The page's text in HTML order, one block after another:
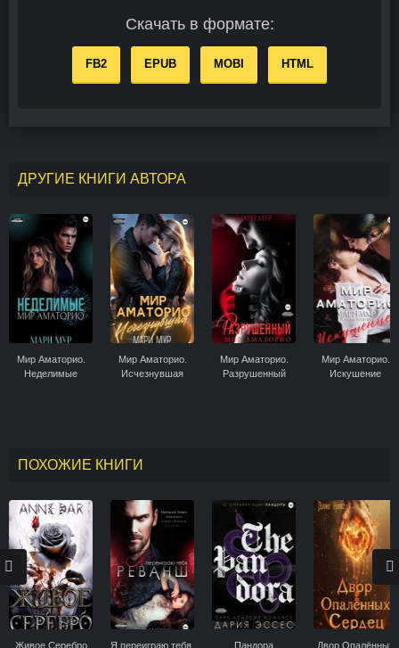
Скачать в формате:
FB2 EPUB MOBI HTML
ДРУГИЕ КНИГИ АВТОРА
Мир Аматорио.
Неделимые
Мир Аматорио.
Исчезнувшая
Мир Аматорио.
Разрушенный
Мир Аматорио.
Искушение
ПОХОЖИЕ КНИГИ
Живое Серебро Я переиграю тебя. Пандора Двор Опалённых